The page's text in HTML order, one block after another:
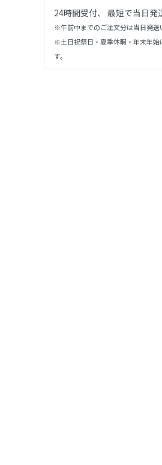
24時間受付、 最短で当日発
※午前中までのご注文分は当日発送
※土日祝祭日・夏季休暇・年末年始
す。